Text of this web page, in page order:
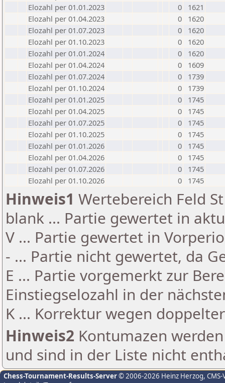
Elozahl per 01.01.2023
0
1621
Elozahl per 01.04.2023
0
1620
Elozahl per 01.07.2023
0
1620
Elozahl per 01.10.2023
0
1620
Elozahl per 01.01.2024
0
1620
Elozahl per 01.04.2024
0
1609
Elozahl per 01.07.2024
0
1739
Elozahl per 01.10.2024
0
1739
Elozahl per 01.01.2025
0
1745
Elozahl per 01.04.2025
0
1745
Elozahl per 01.07.2025
0
1745
Elozahl per 01.10.2025
0
1745
Elozahl per 01.01.2026
0
1745
Elozahl per 01.04.2026
0
1745
Elozahl per 01.07.2026
0
1745
Elozahl per 01.10.2026
0 1745
Hinweis1 Wertebereich Feld
blank ... Partie gewertet in
V ... Partie gewertet in
- ... Partie nicht gewertet, da
E ... Partie vorgemerkt zur
Einstiegselozahl in der
K ... Korrektur wegen
Hinweis2 Kontumazen
und sind in der Liste nicht
Chess-Tournament-Results-Server© 2006-2026 Heinz Herzog,